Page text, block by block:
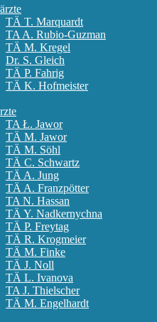
TÄ T. Marquardt
TA A. Rubio-Guzman
TÄ M. Kregel
Dr. S. Gleich
TÄ P. Fahrig
TÄ K. Hofmeister
TA Ł. Jawor
TÄ M. Jawor
TÄ M. Söhl
TÄ C. Schwartz
TÄ A. Jung
TÄ A. Franzpötter
TA N. Hassan
TÄ Y. Nadkernychna
TÄ P. Freytag
TÄ R. Krogmeier
TÄ M. Finke
TÄ J. Noll
TÄ L. Ivanova
TA J. Thielscher
TÄ M. Engelhardt